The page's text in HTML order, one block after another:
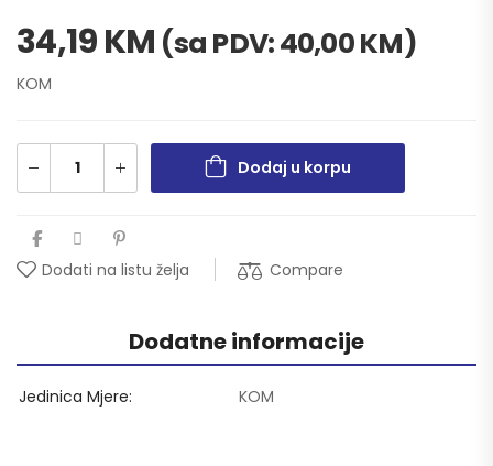
34,19KM (sa PDV:40,00KM)
KOM
Dodaj u korpu
Dodati na listu želja Compare
Dodatne informacije
Jedinica Mjere KOM